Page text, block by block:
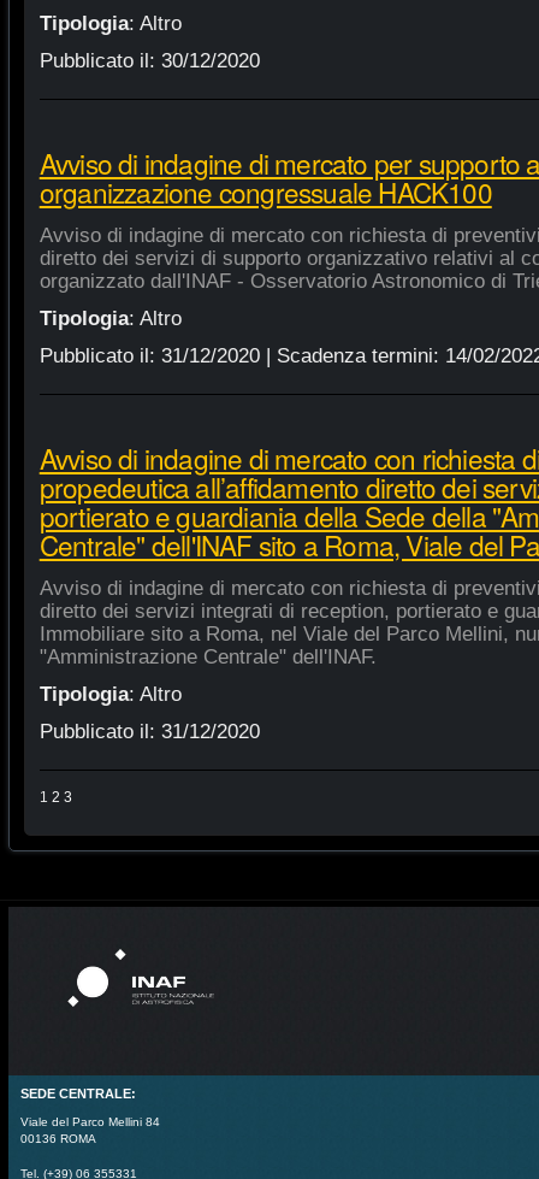
Tipologia: Altro
Pubblicato il: 30/12/2020
Avviso di indagine di mercato per supporto
organizzazione congressuale HACK100
Avviso di indagine di mercato con richiesta di
diretto dei servizi di supporto organizzativo relativi al
organizzato dall'INAF - Osservatorio Astronomico di
Tipologia: Altro
Pubblicato il: 31/12/2020| Scadenza termini: 14/02/
Avviso di indagine di mercato con richiesta
propedeutica all’affidamento diretto dei
portierato e guardiania della Sede della
Centrale" dell'INAF sito a Roma, Viale del
Avviso di indagine di mercato con richiesta di
diretto dei servizi integrati di reception, portierato e
Immobiliare sito a Roma, nel Viale del Parco Mellini,
"Amministrazione Centrale" dell'INAF.
Tipologia: Altro
Pubblicato il: 31/12/2020
1 2 3
SEDE CENTRALE:
Viale del Parco Mellini 84
00136 ROMA
Tel. (+39) 06 355331